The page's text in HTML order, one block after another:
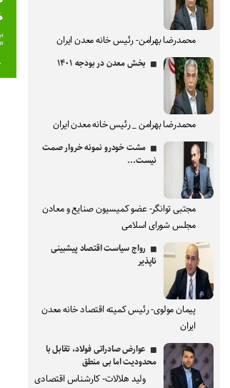
محمدرضا بهرامن- رئیس خانه معدن ایران
بخش معدن در بودجه ۱۴۰۱
محمدرضا بهرامن _ رئیس خانه معدن ایران
مشت خودرو نمونه خروار صمت
نیست...
مجتبی توانگر- عضو کمیسیون صنایع و معادن
مجلس شورای اسلامی
رواج سیاست اقتصاد پیشبینی
ناپذیر
پیمان مولوی- رئیس کمیته اقتصاد خانه معدن
ایران
عوارض صادراتی فولاد، تقابل با
محدودیت اما بی منطق
ولید هلالات- کارشناس اقتصادی